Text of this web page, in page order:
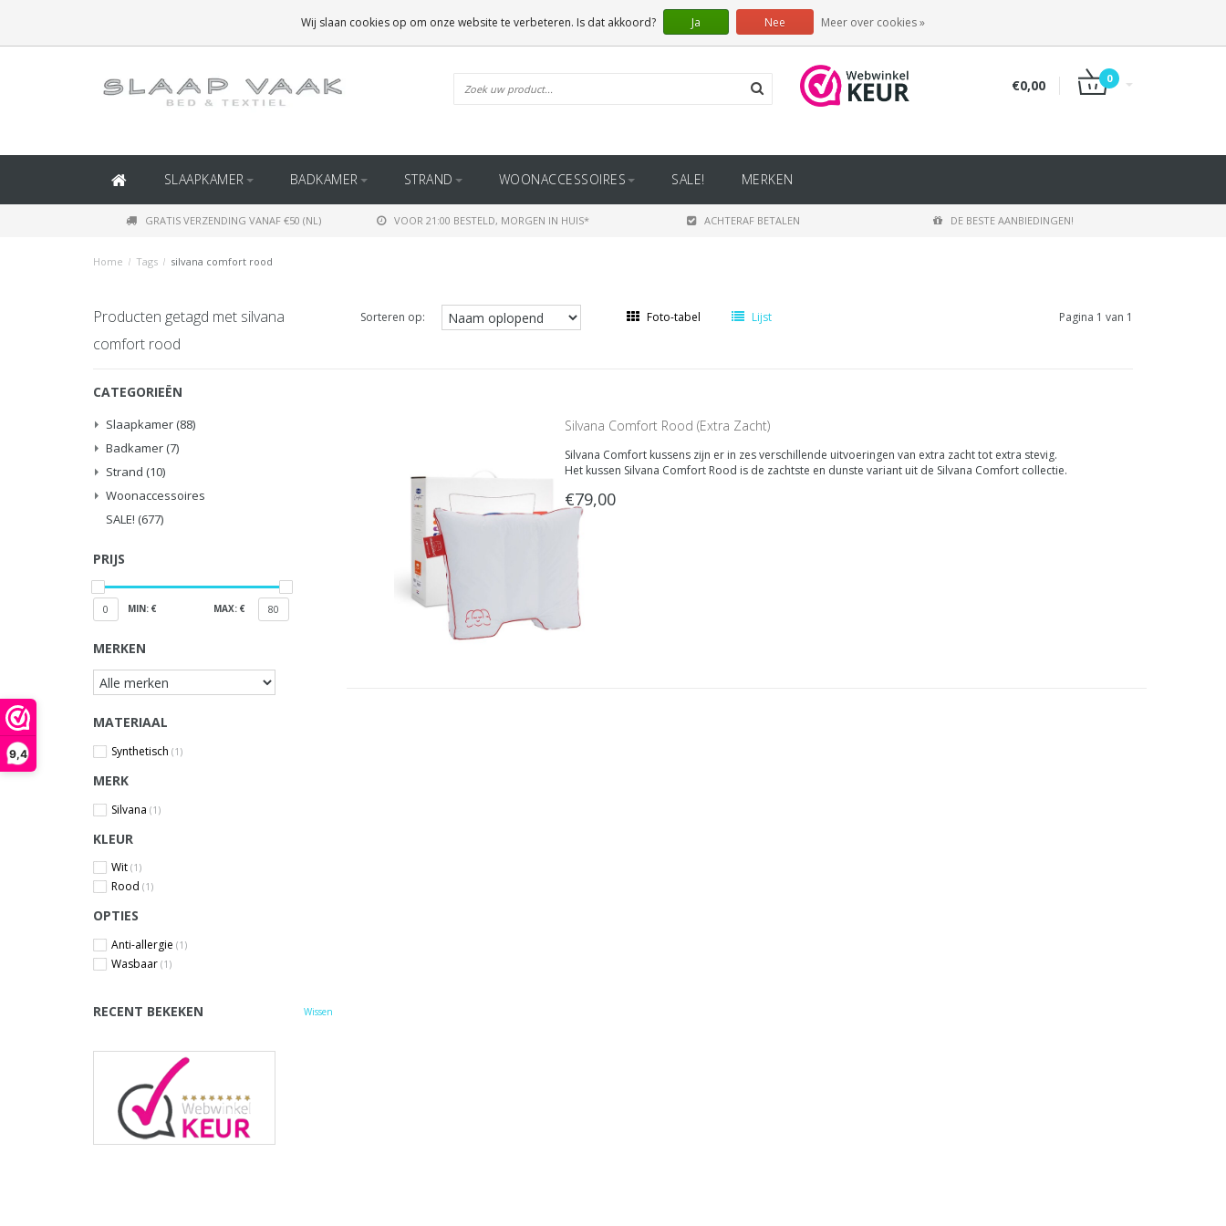
9,4
(BINNEN BELGIË)
€0,00 0
SLAAPKAMER BADKAMER STRAND WOONACCESSOIRES SALE! MERKEN
GRATIS VERZENDING VANAF €50 (NL) VOOR 21:00 BESTELD, MORGEN IN HUIS* ACHTERAF BETALEN DE BESTE AANBIEDINGEN!
Home / Tags / silvana comfort rood
Producten getagd met silvana
comfort rood
Sorteren op: Foto-tabel Lijst Pagina 1 van 1
CATEGORIEËN
Slaapkamer (88)
Badkamer (7)
Strand (10)
Woonaccessoires
SALE! (677)
PRIJS
0 MIN: € MAX: € 80
MERKEN
MATERIAAL
Synthetisch (1)
MERK
Silvana (1)
KLEUR
Wit (1)
Rood (1)
OPTIES
Anti-allergie (1)
Wasbaar (1)
RECENT BEKEKEN Wissen
Silvana Comfort Rood (Extra Zacht)
Silvana Comfort kussens zijn er in zes verschillende uitvoeringen van extra zacht tot extra stevig.
Het kussen Silvana Comfort Rood is de zachtste en dunste variant uit de Silvana Comfort collectie.
€79,00
Wij slaan cookies op om onze website te verbeteren. Is dat akkoord? Ja Nee Meer over cookies »